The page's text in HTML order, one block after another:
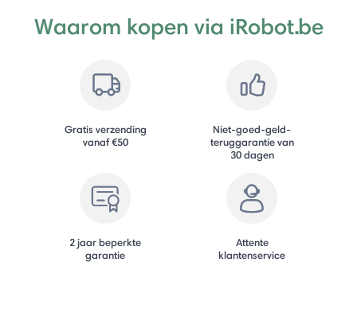
Waarom kopen via iRobot.be
Gratis verzending
vanaf €50
Niet-goed-geld-
teruggarantie van
30 dagen
2 jaar beperkte
garantie
Attente
klantenservice